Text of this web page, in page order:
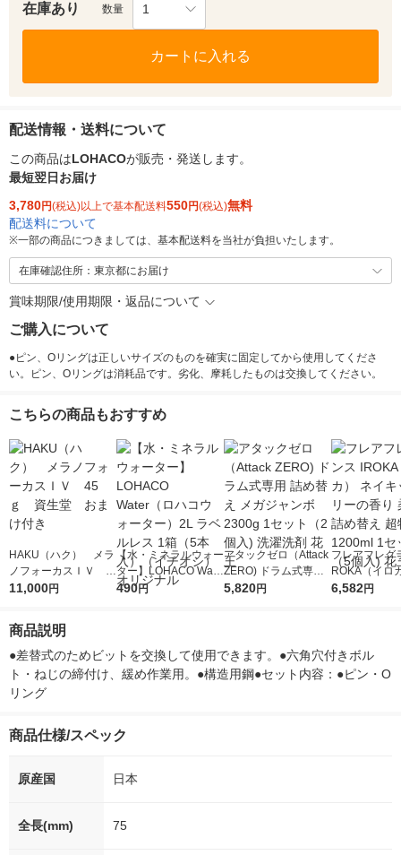
在庫あり 数量 1
カートに入れる
配送情報・送料について
この商品はLOHACOが販売・発送します。
最短翌日お届け
3,780円(税込)以上で基本配送料550円(税込)無料
配送料について
※一部の商品につきましては、基本配送料を当社が負担いたします。
在庫確認住所：東京都にお届け
賞味期限/使用期限・返品について
ご購入について
●ピン、Oリングは正しいサイズのものを確実に固定してから使用してくださ
い。ピン、Oリングは消耗品です。劣化、摩耗したものは交換してください。
こちらの商品もおすすめ
HAKU（ハク） メラ
ノフォーカスＩＶ 4
5ｇ 資生堂 おまけ
11,000円
【水・ミネラルウォー
ター】LOHACO Wate
r（ロハコウォータ
490円
アタックゼロ（Attack
ZERO) ドラム式専用
詰め替え メガジャン
5,820円
フレアフレグ
ROKA（イロ
イキッドリリ
6,582円
商品説明
●差替式のためビットを交換して使用できます。●六角穴付きボル
ト・ねじの締付け、緩め作業用。●構造用鋼●セット内容：●ピン・O
リング
商品仕様/スペック
原産国 日本
全長(mm) 75